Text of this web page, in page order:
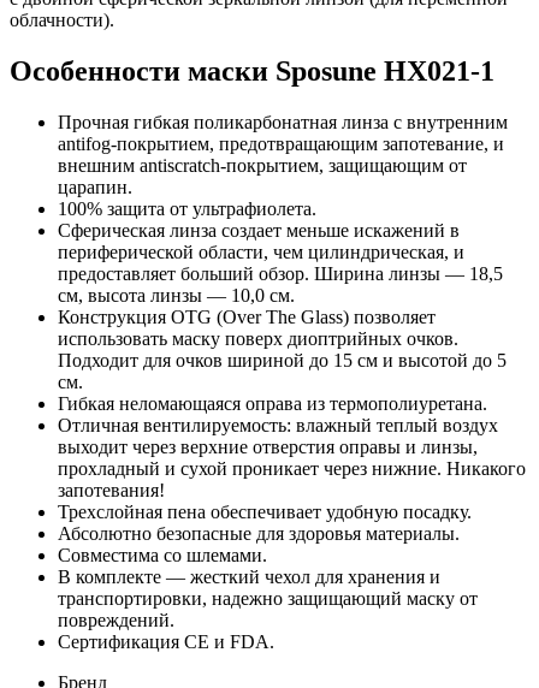
облачности).
Особенности маски Sposune HX021-1
Прочная гибкая поликарбонатная линза с внутренним
antifog-покрытием, предотвращающим запотевание, и
внешним antiscratch-покрытием, защищающим от
царапин.
100% защита от ультрафиолета.
Сферическая линза создает меньше искажений в
периферической области, чем цилиндрическая, и
предоставляет больший обзор. Ширина линзы — 18,5
см, высота линзы — 10,0 см.
Конструкция OTG (Over The Glass) позволяет
использовать маску поверх диоптрийных очков.
Подходит для очков шириной до 15 см и высотой до 5
см.
Гибкая неломающаяся оправа из термополиуретана.
Отличная вентилируемость: влажный теплый воздух
выходит через верхние отверстия оправы и линзы,
прохладный и сухой проникает через нижние. Никакого
запотевания!
Трехслойная пена обеспечивает удобную посадку.
Абсолютно безопасные для здоровья материалы.
Совместима со шлемами.
В комплекте — жесткий чехол для хранения и
транспортировки, надежно защищающий маску от
повреждений.
Сертификация CE и FDA.
Бренд